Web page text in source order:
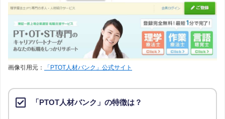
画像引用元： 「PTOT人材バンク」公式サイト
「PTOT人材バンク」の特徴は？